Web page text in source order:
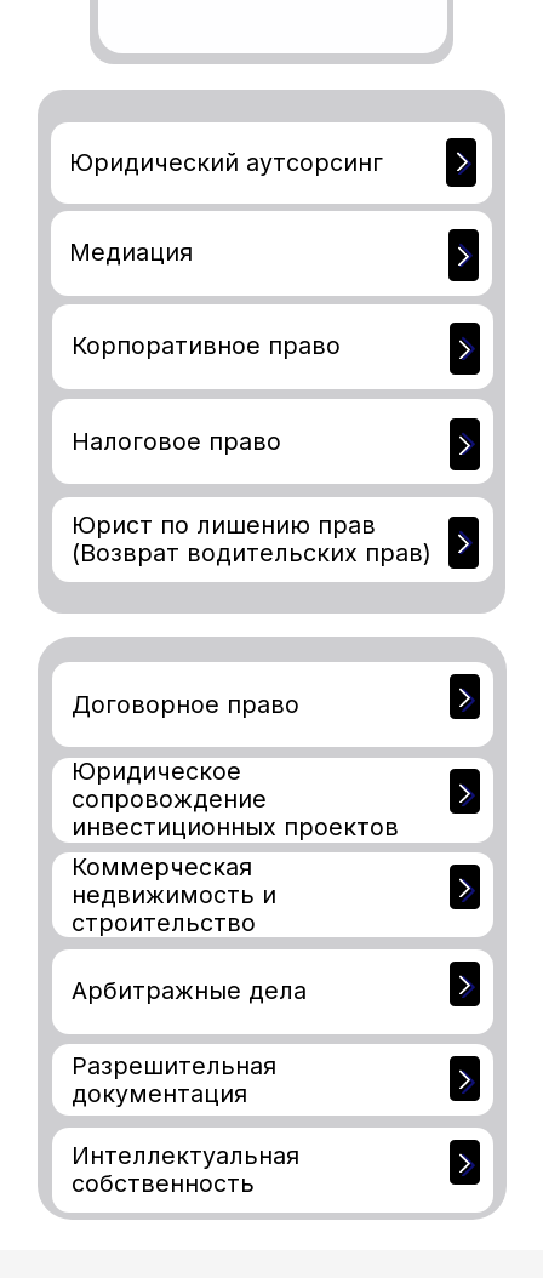
Интеллектуальная
собственность
Разрешительная
Арбитражные дела
Коммерческая
недвижимость и
строительство
Юридическое
сопровождение
инвестиционных проектов
Договорное право